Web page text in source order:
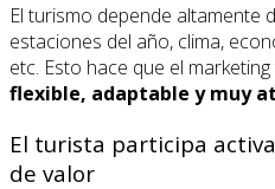
El turismo depende altamente
estaciones del año, clima,
etc. Esto hace que el
flexible, adaptable y muy
El turista participa
de valor